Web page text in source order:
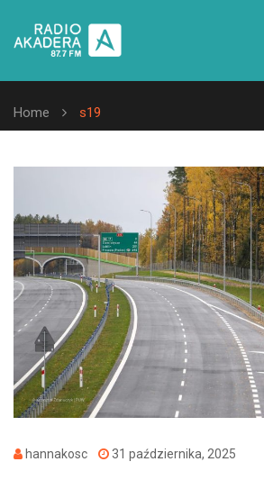
Home s19
hannakosc 31 października, 2025